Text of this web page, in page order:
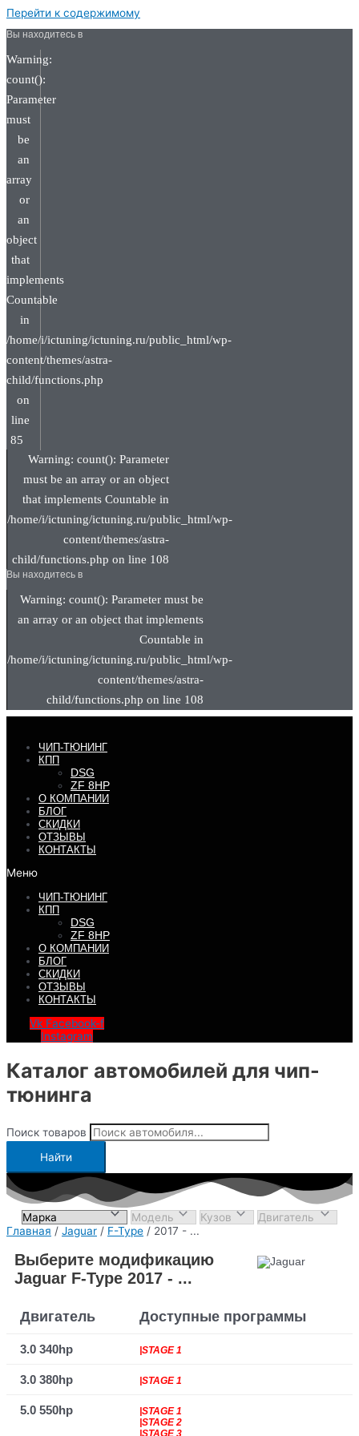
Перейти к содержимому
Вы находитесь в
Warning:
count():
Parameter
must
be
an
array
or
an
object
that
implements
Countable
in
/home/i/ictuning/ictuning.ru/public_html/wp-
content/themes/astra-
child/functions.php
on
line
85
Warning: count(): Parameter
must be an array or an object
that implements Countable in
/home/i/ictuning/ictuning.ru/public_html/wp-
content/themes/astra-
child/functions.php on line 108
Вы находитесь в
Warning: count(): Parameter must be
an array or an object that implements
Countable in
/home/i/ictuning/ictuning.ru/public_html/wp-
content/themes/astra-
child/functions.php on line 108
ЧИП-ТЮНИНГ
КПП
DSG
ZF 8HP
О КОМПАНИИ
БЛОГ
СКИДКИ
ОТЗЫВЫ
КОНТАКТЫ
Меню
ЧИП-ТЮНИНГ
КПП
DSG
ZF 8HP
О КОМПАНИИ
БЛОГ
СКИДКИ
ОТЗЫВЫ
КОНТАКТЫ
Vk Facebook-f
Instagram
Каталог автомобилей для чип-
тюнинга
Поиск товаров
Найти
Главная / Jaguar / F-Type / 2017 - ...
Выберите модификацию
Jaguar F-Type 2017 - ...
Двигатель Доступные программы
3.0 340hp |STAGE 1
3.0 380hp |STAGE 1
5.0 550hp
|STAGE 1
|STAGE 2